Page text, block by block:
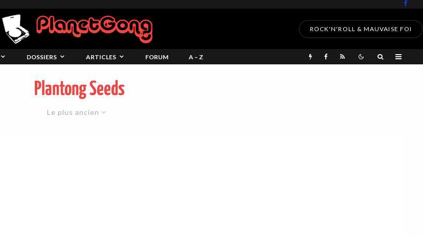
ROCK'N'ROLL & MAUVAISE FOI
DOSSIERS ARTICLES FORUM A – Z
Plantong Seeds
Le plus ancien